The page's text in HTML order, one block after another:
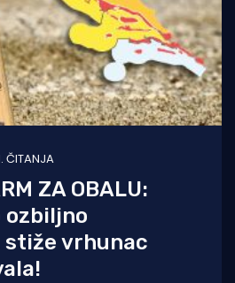
ČITANJA
ZA OBALU:
ozbiljno
stiže vrhunac